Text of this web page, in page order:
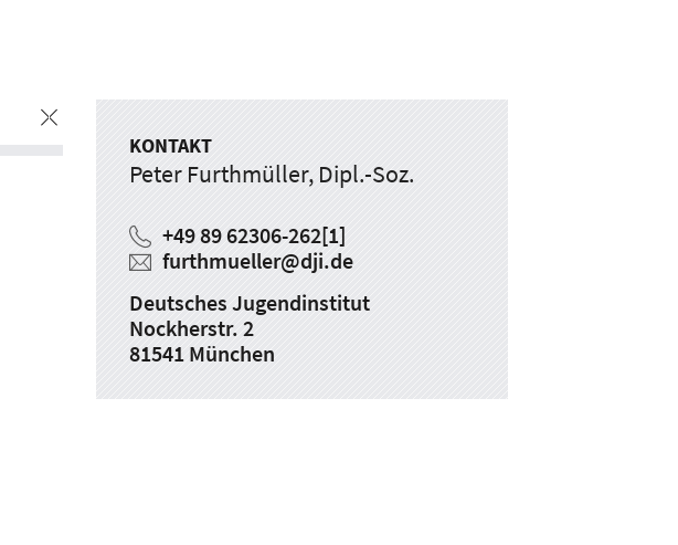
KONTAKT
Peter Furthmüller, Dipl.-Soz.
+49 89 62306-262[1]
furthmueller@dji.de
Deutsches Jugendinstitut
Nockherstr. 2
81541 München